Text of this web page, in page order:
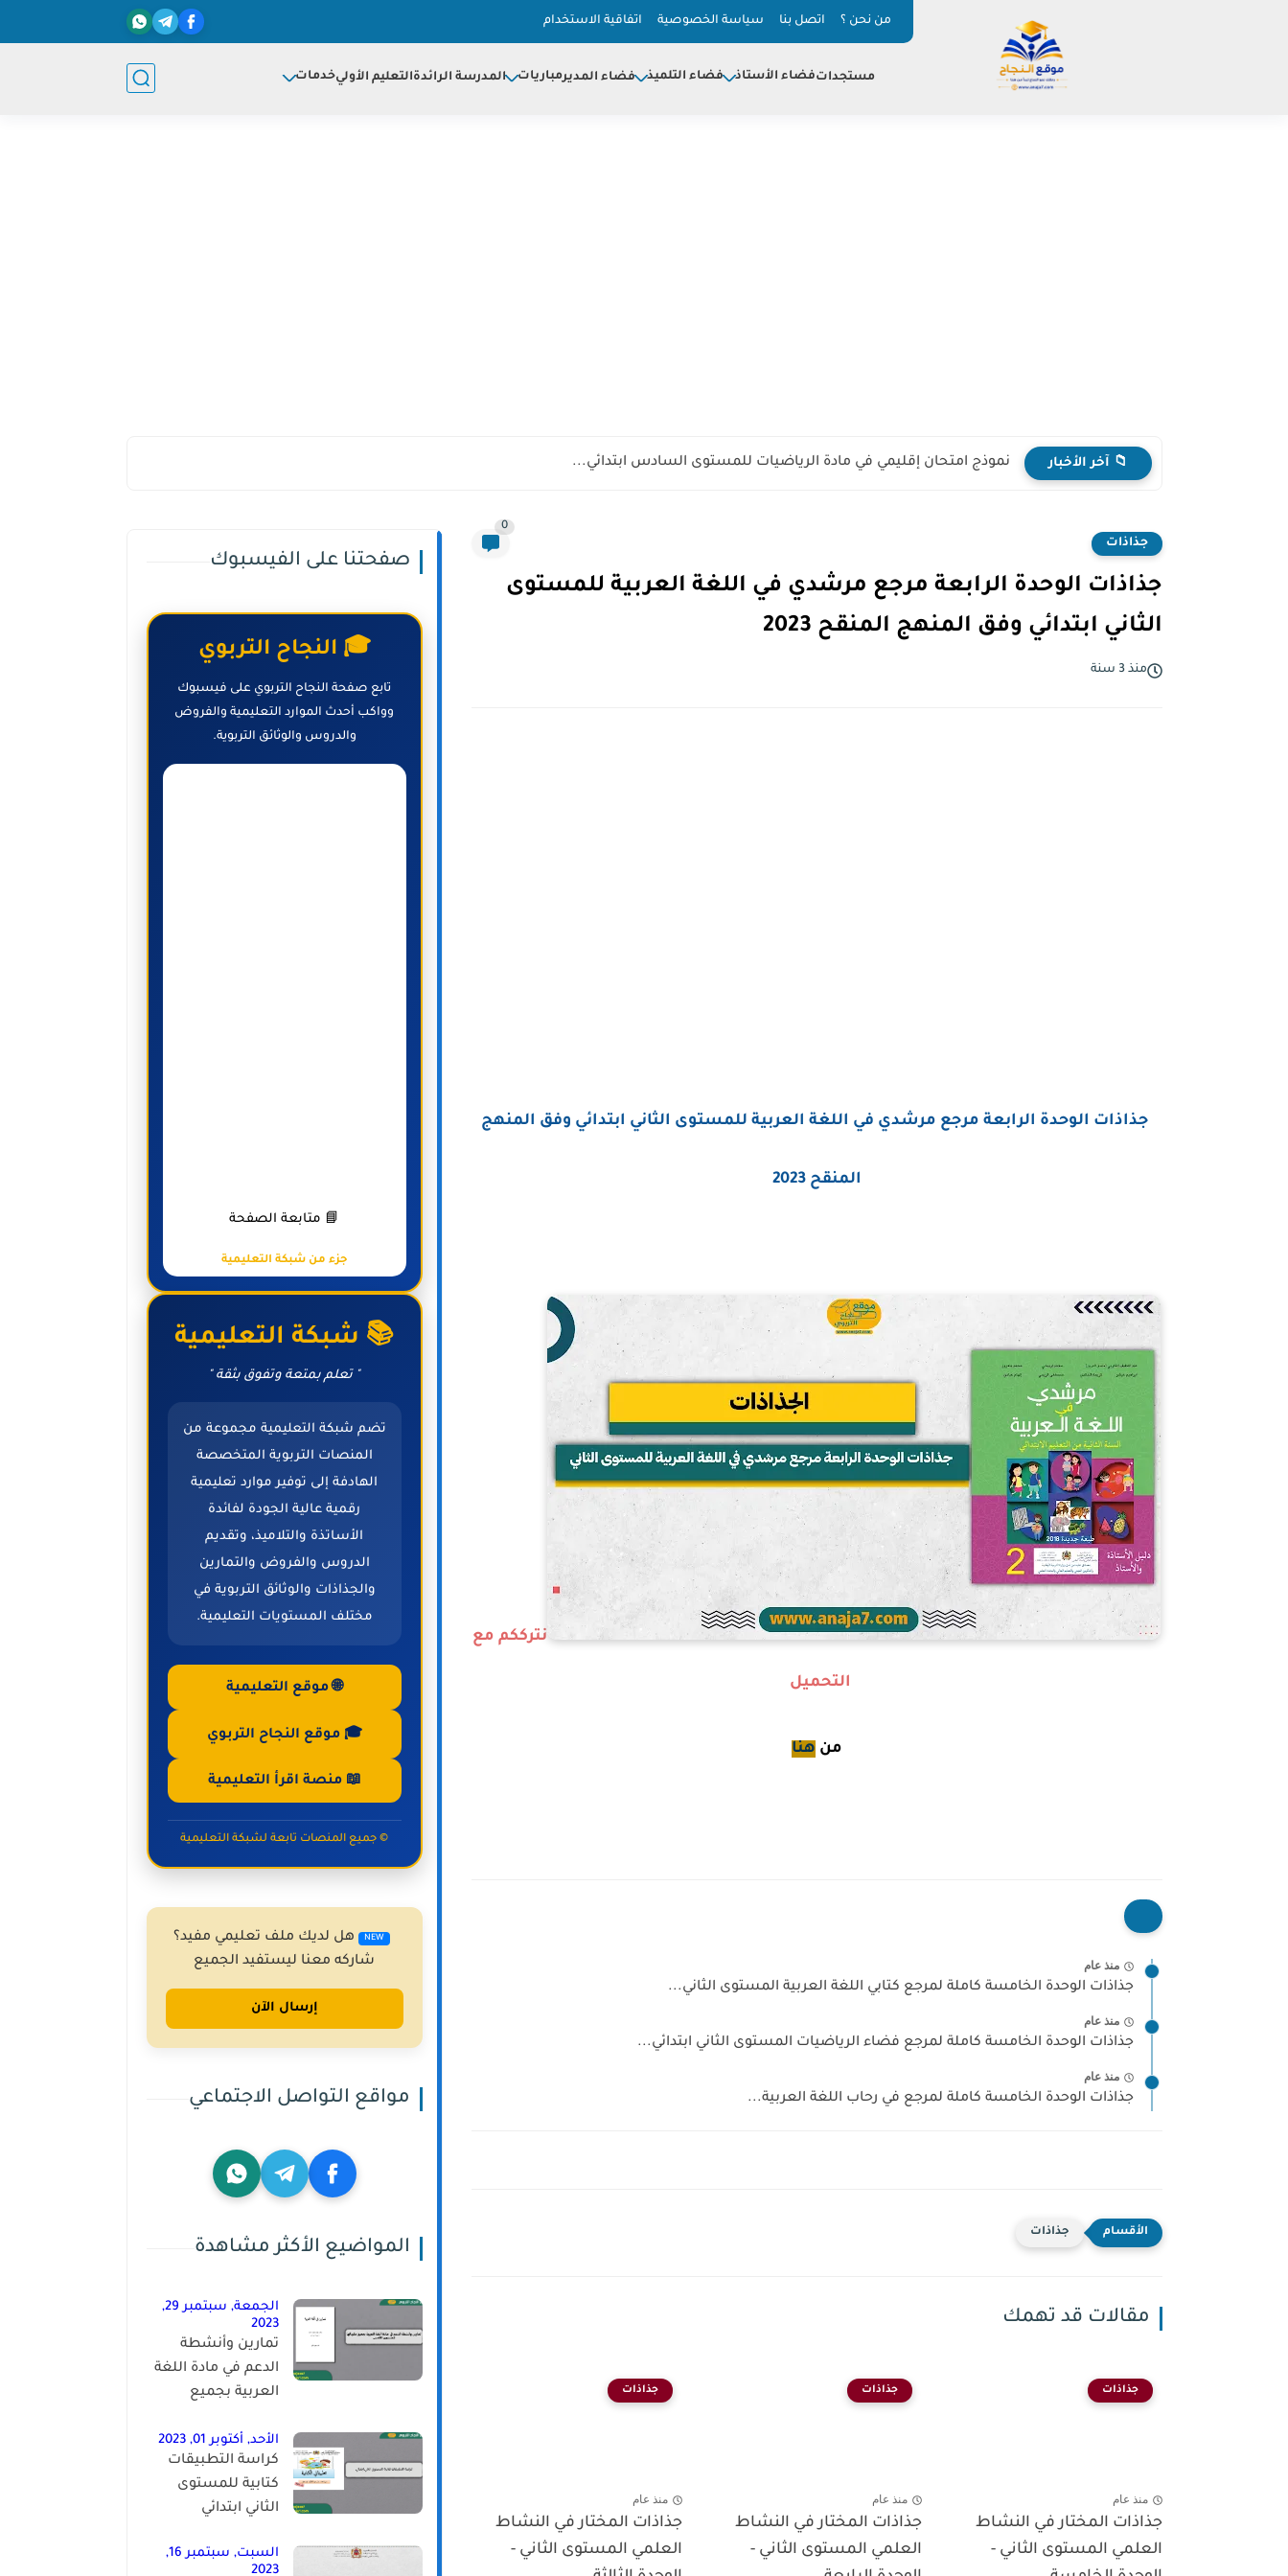
من نحن ؟ اتصل بنا سياسة الخصوصية اتفاقية الاستخدام
مستجداتفضاء الأستاذ فضاء التلميذ فضاء المديرمباريات المدرسة الرائدةالتعليم الأوليخدمات
📁 آخر الأخبار نموذج امتحان إقليمي في مادة الرياضيات للمستوى السادس ابتدائي...
جذاذات
0
جذاذات الوحدة الرابعة مرجع مرشدي في اللغة العربية للمستوى
الثاني ابتدائي وفق المنهج المنقح 2023
منذ 3 سنة
جذاذات الوحدة الرابعة مرجع مرشدي في اللغة العربية للمستوى الثاني ابتدائي وفق المنهج
المنقح 2023
نترككم مع
التحميل
من هنا
منذ عام
جذاذات الوحدة الخامسة كاملة لمرجع كتابي اللغة العربية المستوى الثاني...
منذ عام
جذاذات الوحدة الخامسة كاملة لمرجع فضاء الرياضيات المستوى الثاني ابتدائي...
منذ عام
جذاذات الوحدة الخامسة كاملة لمرجع في رحاب اللغة العربية...
جذاذات
مقالات قد تهمك
جذاذات
منذ عام
جذاذات المختار في النشاط
العلمي المستوى الثاني -
جذاذات
منذ عام
جذاذات المختار في النشاط
العلمي المستوى الثاني -
جذاذات
منذ عام
جذاذات المختار في النشاط
العلمي المستوى الثاني -
صفحتنا على الفيسبوك
🎓 النجاح التربوي
تابع صفحة النجاح التربوي على فيسبوك
وواكب أحدث الموارد التعليمية والفروض
والدروس والوثائق التربوية.
📘 متابعة الصفحة
جزء من شبكة التعليمية
📚 شبكة التعليمية
" تعلم بمتعة وتفوق بثقة "
تضم شبكة التعليمية مجموعة من
المنصات التربوية المتخصصة
الهادفة إلى توفير موارد تعليمية
رقمية عالية الجودة لفائدة
الأساتذة والتلاميذ، وتقديم
الدروس والفروض والتمارين
والجذاذات والوثائق التربوية في
مختلف المستويات التعليمية.
🌐 موقع التعليمية
🎓 موقع النجاح التربوي
📖 منصة اقرأ التعليمية
© جميع المنصات تابعة لشبكة التعليمية
NEW
هل لديك ملف تعليمي مفيد؟
شاركه معنا ليستفيد الجميع
إرسال الآن
مواقع التواصل الاجتماعي
المواضيع الأكثر مشاهدة
الجمعة, سبتمبر 29,
2023
تمارين وأنشطة
الدعم في مادة اللغة
العربية بجميع
الخامس
الأحد, أكتوبر 01, 2023
كراسة التطبيقات
كتابية للمستوى
الثاني ابتدائي
السبت, سبتمبر 16,
2023